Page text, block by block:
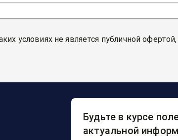
условиях не является публичной
Будьте в курсе
актуальной